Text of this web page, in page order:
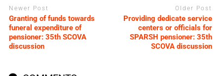
Newer Post
Granting of funds towards
funeral expenditure of
pensioner: 35th SCOVA
discussion
Older Post
Providing dedicate service
centers or officials for
SPARSH pensioner: 35th
SCOVA discussion